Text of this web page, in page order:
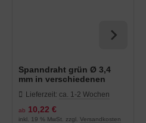
Spanndraht grün Ø 3,4
mm in verschiedenen
Lieferzeit: ca. 1-2 Wochen
ab 10,22 €
inkl. 19 % MwSt. zzgl. Versandkosten